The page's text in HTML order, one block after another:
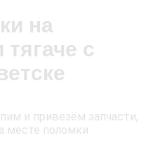
на
с
и привезём запчасти,
месте поломки